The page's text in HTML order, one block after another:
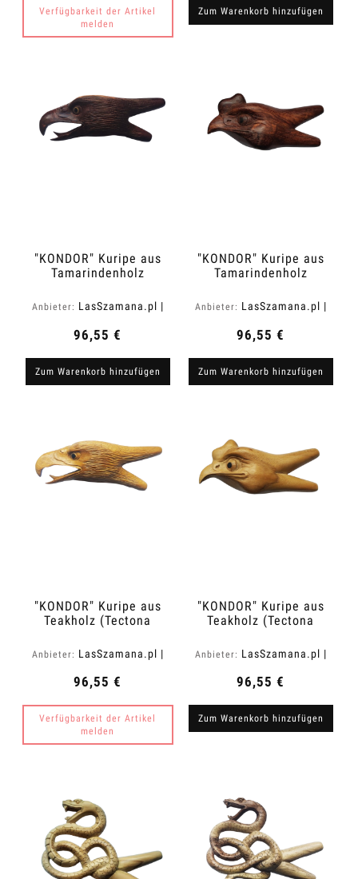
Verfügbarkeit der Artikel
melden
Zum Warenkorb hinzufügen
"KONDOR" Kuripe aus
Tamarindenholz
Anbieter: LasSzamana.pl |
96,55 €
Zum Warenkorb hinzufügen
"KONDOR" Kuripe aus
Tamarindenholz
Anbieter: LasSzamana.pl |
96,55 €
Zum Warenkorb hinzufügen
"KONDOR" Kuripe aus
Teakholz (Tectona
Anbieter: LasSzamana.pl |
96,55 €
Verfügbarkeit der Artikel
melden
"KONDOR" Kuripe aus
Teakholz (Tectona
Anbieter: LasSzamana.pl |
96,55 €
Zum Warenkorb hinzufügen